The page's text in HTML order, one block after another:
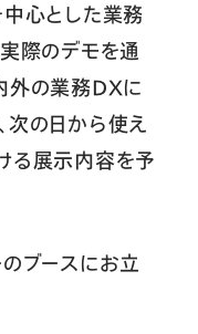
中心とした業務
際のデモを通
外の業務DXに
次の日から使え
る展示内容を予
ブースにお立